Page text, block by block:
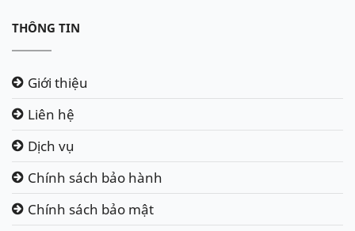
THÔNG TIN
Giới thiệu
Liên hệ
Dịch vụ
Chính sách bảo hành
Chính sách bảo mật